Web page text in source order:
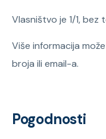
Vlasništvo je 1/1, bez
Više informacija
broja ili email-a.
Pogodnosti